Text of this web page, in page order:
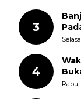
3
4